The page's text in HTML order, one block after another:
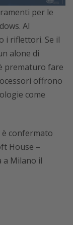
per le
Al
i riflettori. Se il
alone di
prematuro fare
offrono
come
confermato
House –
a Milano il